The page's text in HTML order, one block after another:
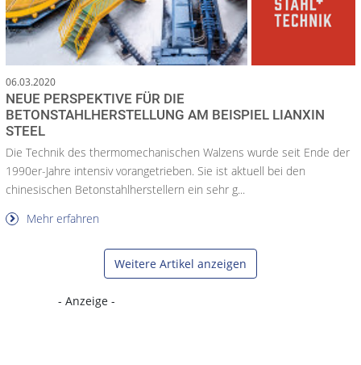
06.03.2020
NEUE PERSPEKTIVE FÜR DIE
BETONSTAHLHERSTELLUNG AM BEISPIEL LIANXIN
STEEL
Die Technik des thermomechanischen Walzens wurde seit Ende der
1990er-Jahre intensiv vorangetrieben. Sie ist aktuell bei den
chinesischen Betonstahlherstellern ein sehr g...
Mehr erfahren
Weitere Artikel anzeigen
- Anzeige -